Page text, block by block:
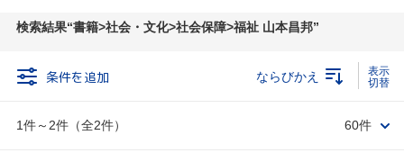
検索結果 書籍>社会・文化>社会保障>福祉 山本昌邦
条件を追加
1件～2件（全2件）
ならびかえ
60件